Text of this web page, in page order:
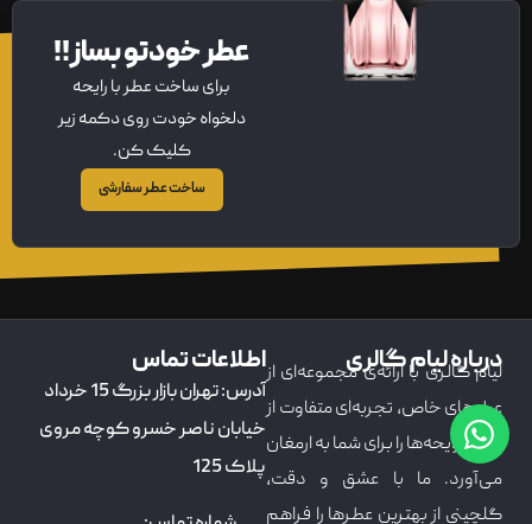
عطر خودتو بساز!!
برای ساخت عطر با رایحه
دلخواه خودت روی دکمه زیر
کلیک کن.
ساخت عطر سفارشی
درباره لیام گالری
لیام گالری با ارائه‌ی مجموعه‌ای از
عطرهای خاص، تجربه‌ای متفاوت از
دنیای رایحه‌ها را برای شما به ارمغان
می‌آورد. ما با عشق و دقت،
گلچینی از بهترین عطرها را فراهم
اطلاعات تماس
آدرس: تهران بازار بزرگ 15 خرداد
خیابان ناصر خسرو کوچه مروی
پلاک 125